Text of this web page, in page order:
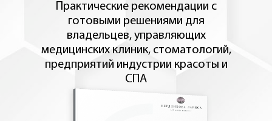
Практические рекомендации с
готовыми решениями для
владельцев, управляющих
медицинских клиник, стоматологий,
предприятий индустрии красоты и
СПА